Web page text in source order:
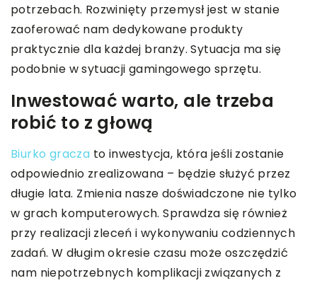
potrzebach. Rozwinięty przemysł jest w stanie
zaoferować nam dedykowane produkty
praktycznie dla każdej branży. Sytuacja ma się
podobnie w sytuacji gamingowego sprzętu.
Inwestować warto, ale trzeba
robić to z głową
Biurko gracza to inwestycja, która jeśli zostanie
odpowiednio zrealizowana – będzie służyć przez
długie lata. Zmienia nasze doświadczone nie tylko
w grach komputerowych. Sprawdza się również
przy realizacji zleceń i wykonywaniu codziennych
zadań. W długim okresie czasu może oszczędzić
nam niepotrzebnych komplikacji związanych z